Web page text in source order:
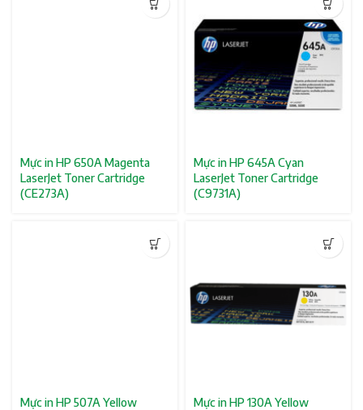
Mực in HP 650A Magenta
LaserJet Toner Cartridge
(CE273A)
Mực in HP 645A Cyan
LaserJet Toner Cartridge
(C9731A)
Mực in HP 507A Yellow
Mực in HP 130A Yellow